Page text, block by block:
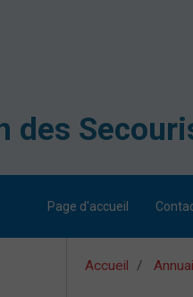
Page d'accueil
Accueil